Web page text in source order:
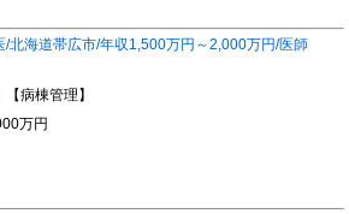
/北海道帯広市/年収1,500万円～2,000万円/医師
病棟管理】
万円